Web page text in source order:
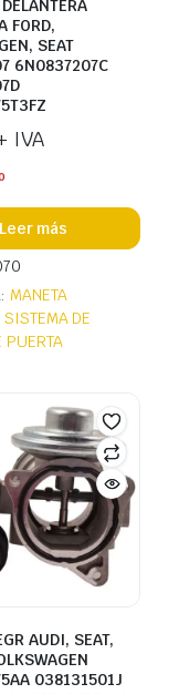
FORD,
SEAT
6N0837207C
IVA
Leer más
MANETA
SISTEMA DE
PUERTA
AUDI, SEAT,
038131501J